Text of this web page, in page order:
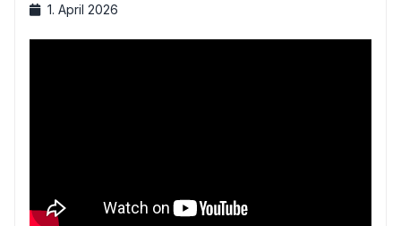
1. April 2026